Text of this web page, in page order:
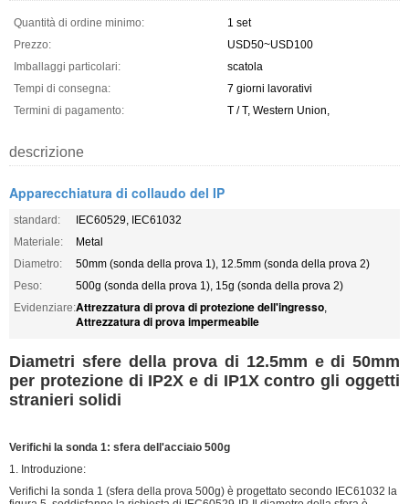
Quantità di ordine minimo:
1 set
Prezzo:
USD50~USD100
Imballaggi particolari:
scatola
Tempi di consegna:
7 giorni lavorativi
Termini di pagamento:
T / T, Western Union,
descrizione
Apparecchiatura di collaudo del IP
standard:
IEC60529, IEC61032
Materiale:
Metal
Diametro:
50mm (sonda della prova 1), 12.5mm (sonda della prova 2)
Peso:
500g (sonda della prova 1), 15g (sonda della prova 2)
Evidenziare:Attrezzatura di prova di protezione dell'ingresso,
Attrezzatura di prova impermeabile
Diametri sfere della prova di 12.5mm e di 50mm
per protezione di IP2X e di IP1X contro gli oggetti
stranieri solidi
Verifichi la sonda 1: sfera dell'acciaio 500g
1. Introduzione:
Verifichi la sonda 1 (sfera della prova 500g) è progettato secondo IEC61032 la